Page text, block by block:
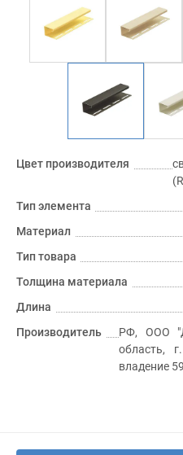
Цвет производителя
Тип элемента
Материал
Тип товара
Толщина материала
Длина
Производитель
РФ, ООО
область,
владение 59